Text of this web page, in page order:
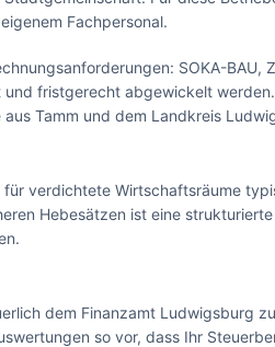
in Tamm
komplettes Angebot für Ihr
in 30 Sekunden alles auf einen
ich bleibe auf dieser Seite
Fachpersonal.
SOKA-BAU,
fristgerecht abgewickelt
Tamm und dem Landkreis
verdichtete Wirtschaftsräume
Hebesätzen ist eine
dem Finanzamt Ludwigsburg
so vor, dass Ihr